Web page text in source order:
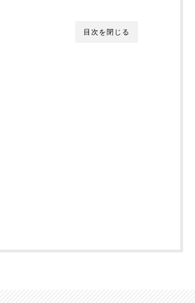
目次を閉じる